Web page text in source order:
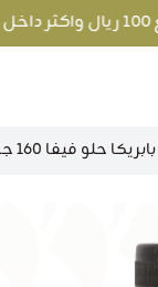
بابريكا حلو فيفا 160 جرام